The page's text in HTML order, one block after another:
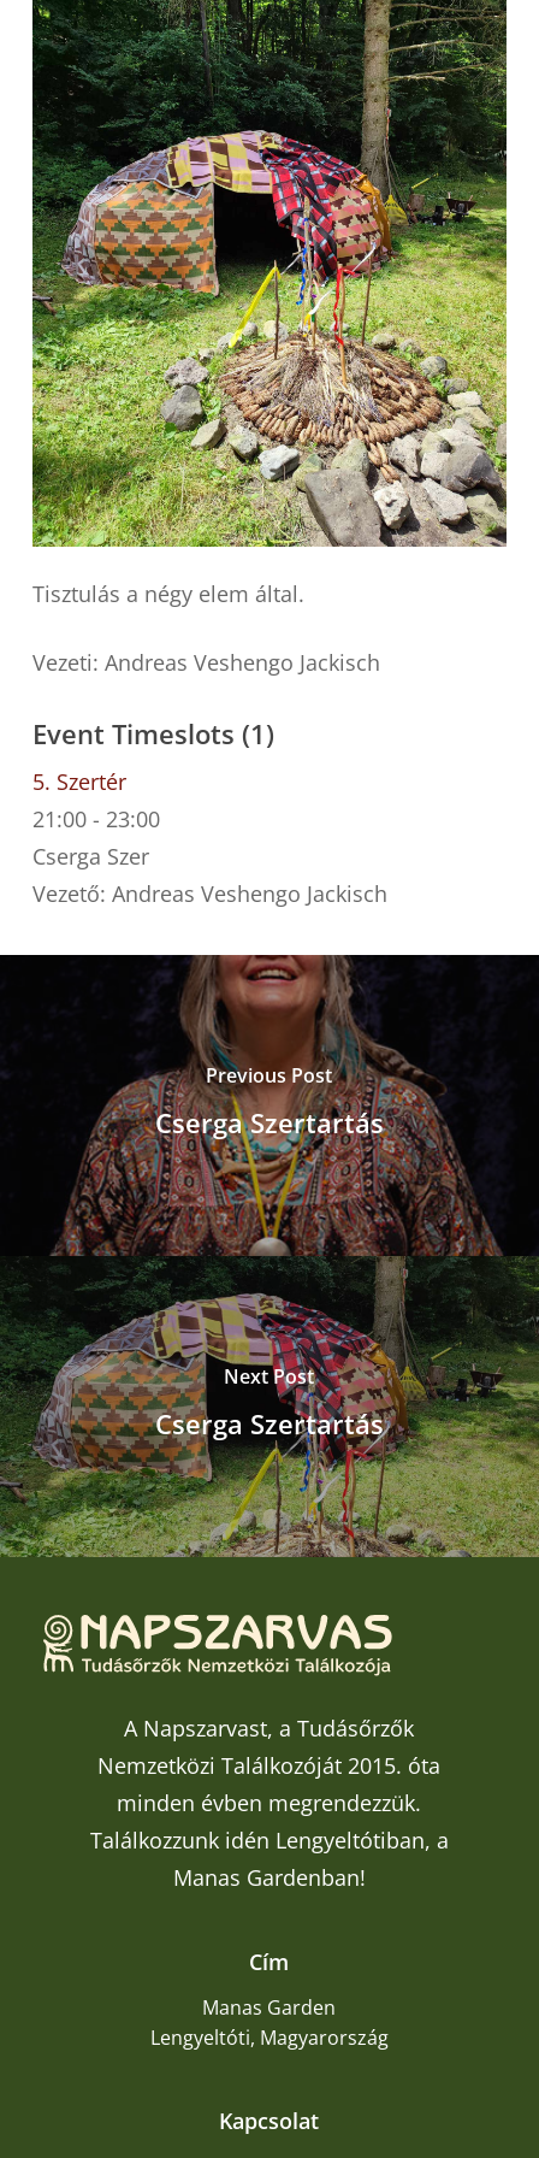
Tisztulás a négy elem által.
Vezeti: Andreas Veshengo Jackisch
Event Timeslots (1)
5. Szertér
21:00- 23:00
Cserga Szer
Vezető: Andreas Veshengo Jackisch
Previous Post
Cserga Szertartás
Next Post
Cserga Szertartás
A Napszarvast, a Tudásőrzők
Nemzetközi Találkozóját 2015. óta
minden évben megrendezzük.
Találkozzunk idén Lengyeltótiban, a
Manas Gardenban!
Cím
Manas Garden
Lengyeltóti, Magyarország
Kapcsolat